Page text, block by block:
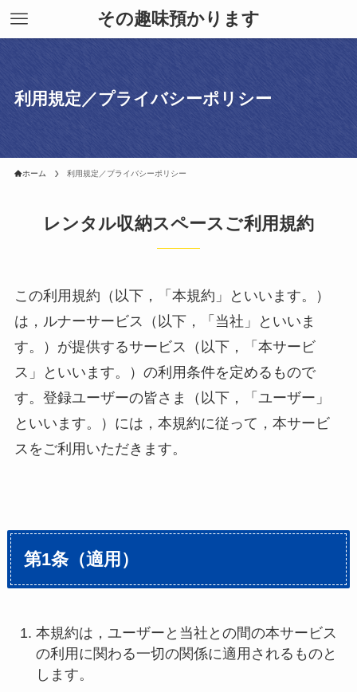
その趣味預かります
利用規定／プライバシーポリシー
ホーム 利用規定／プライバシーポリシー
レンタル収納スペースご利用規約
この利用規約（以下，「本規約」といいます。）
は，ルナーサービス（以下，「当社」といいま
す。）が提供するサービス（以下，「本サービ
ス」といいます。）の利用条件を定めるもので
す。登録ユーザーの皆さま（以下，「ユーザー」
といいます。）には，本規約に従って，本サービ
スをご利用いただきます。
第1条（適用）
本規約は，ユーザーと当社との間の本サービス
の利用に関わる一切の関係に適用されるものと
します。